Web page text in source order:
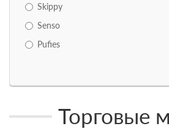
Skippy
Senso
Pufies
Торговые